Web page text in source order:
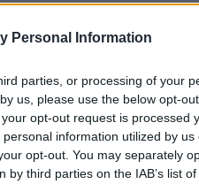
Personal Information
parties, or processing of your
us, please use the below opt-
opt-out request is processed
information utilized by us
opt-out. You may separately
third parties on the IAB’s list